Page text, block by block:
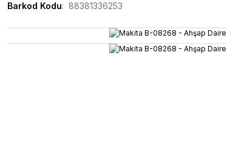
Barkod Kodu
88381336253